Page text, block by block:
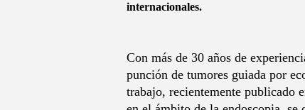
internacionales.
Con más de 30 años de
punción de tumores guiada por
trabajo, recientemente publicado